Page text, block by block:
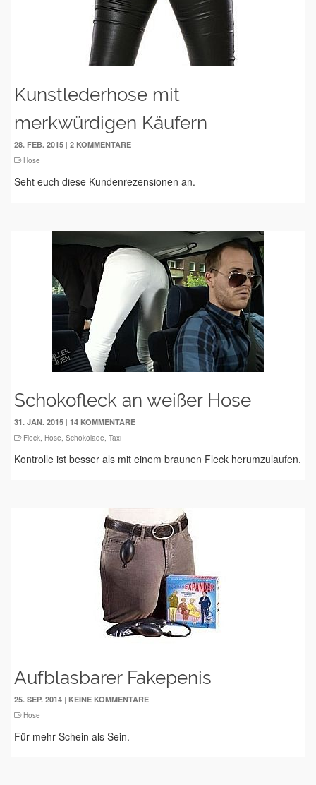
Kunstlederhose mit
merkwürdigen Käufern
28. FEB. 2015 | 2 KOMMENTARE
Hose
Seht euch diese Kundenrezensionen an.
Schokofleck an weißer Hose
31. JAN. 2015 | 14 KOMMENTARE
Fleck, Hose, Schokolade, Taxi
Kontrolle ist besser als mit einem braunen Fleck herumzulaufen.
Aufblasbarer Fakepenis
25. SEP. 2014 | KEINE KOMMENTARE
Hose
Für mehr Schein als Sein.